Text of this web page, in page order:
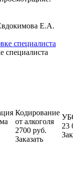
Е.А.
специалиста
Кодирование
от алкоголя
2700 руб.
Заказать
23